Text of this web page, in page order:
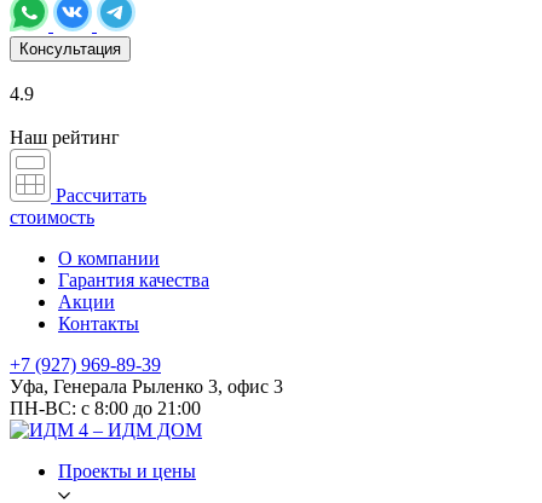
Консультация
4.9
Наш рейтинг
Рассчитать
стоимость
О компании
Гарантия качества
Акции
Контакты
+7 (927) 969-89-39
Уфа, Генерала Рыленко 3, офис 3
ПН-ВС: с 8:00 до 21:00
Проекты и цены